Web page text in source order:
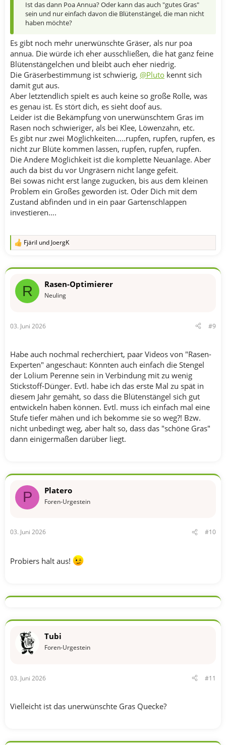
Ist das dann Poa Annua? Oder kann das auch "gutes Gras"
sein und nur einfach davon die Blütenstängel, die man nicht
haben möchte?
Es gibt noch mehr unerwünschte Gräser, als nur poa
annua. Die würde ich eher ausschließen, die hat ganz feine
Blütenstängelchen und bleibt auch eher niedrig.
Die Gräserbestimmung ist schwierig, @Pluto kennt sich
damit gut aus.
Aber letztendlich spielt es auch keine so große Rolle, was
es genau ist. Es stört dich, es sieht doof aus.
Leider ist die Bekämpfung von unerwünschtem Gras im
Rasen noch schwieriger, als bei Klee, Löwenzahn, etc.
Es gibt nur zwei Möglichkeiten…..rupfen, rupfen, rupfen, es
nicht zur Blüte kommen lassen, rupfen, rupfen, rupfen.
Die Andere Möglichkeit ist die komplette Neuanlage. Aber
auch da bist du vor Ungräsern nicht lange gefeit.
Bei sowas nicht erst lange zugucken, bis aus dem kleinen
Problem ein Großes geworden ist. Oder Dich mit dem
Zustand abfinden und in ein paar Gartenschlappen
investieren….
R
k
o
:
Fjäril und JoergK
R Rasen-Optimierer
Neuling
03. Juni 2026 #9
Habe auch nochmal recherchiert, paar Videos von "Rasen-
Experten" angeschaut: Könnten auch einfach die Stengel
der Lolium Perenne sein in Verbindung mit zu wenig
Stickstoff-Dünger. Evtl. habe ich das erste Mal zu spät in
diesem Jahr gemäht, so dass die Blütenstängel sich gut
entwickeln haben können. Evtl. muss ich einfach mal eine
Stufe tiefer mähen und ich bekomme sie so weg?! Bzw.
nicht unbedingt weg, aber halt so, dass das "schöne Gras"
dann einigermaßen darüber liegt.
P Platero
Foren-Urgestein
03. Juni 2026 #10
Probiers halt aus!
Tubi
Foren-Urgestein
03. Juni 2026 #11
Vielleicht ist das unerwünschte Gras Quecke?